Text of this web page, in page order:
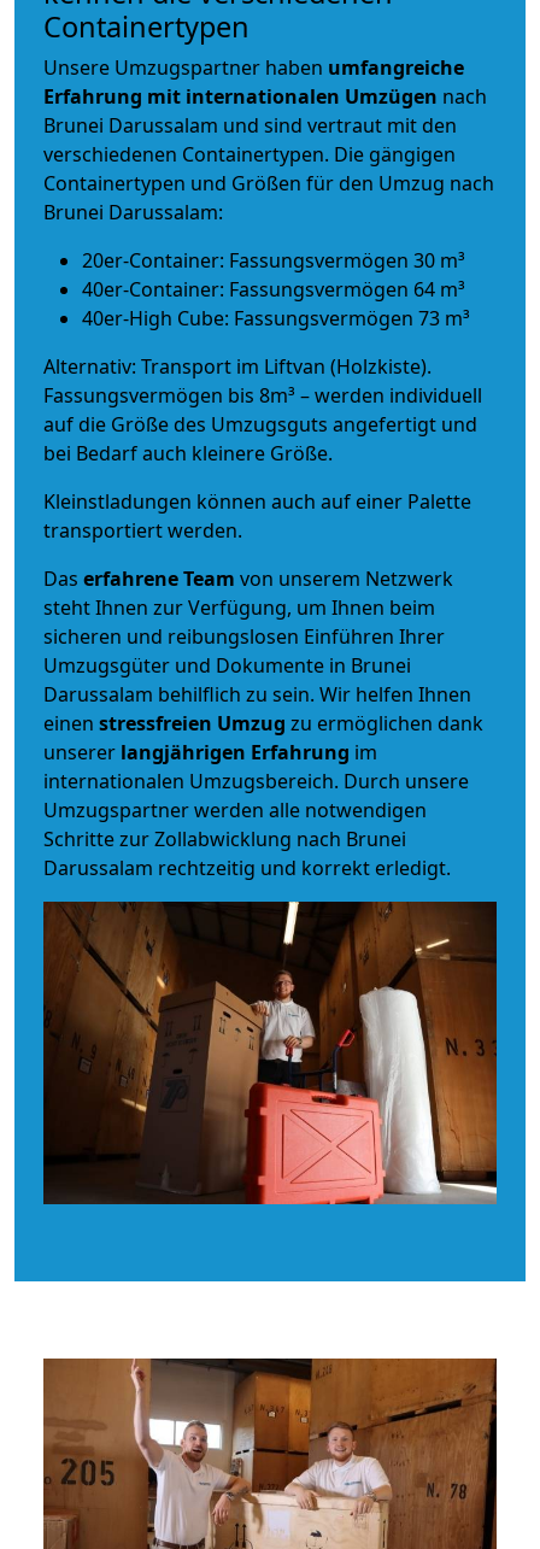
Containertypen
Unsere Umzugspartner haben umfangreiche
Erfahrung mit internationalen Umzügen nach
Brunei Darussalam und sind vertraut mit den
verschiedenen Containertypen. Die gängigen
Containertypen und Größen für den Umzug nach
Brunei Darussalam:
20er-Container: Fassungsvermögen 30 m³
40er-Container: Fassungsvermögen 64 m³
40er-High Cube: Fassungsvermögen 73 m³
Alternativ: Transport im Liftvan (Holzkiste).
Fassungsvermögen bis 8m³ – werden individuell
auf die Größe des Umzugsguts angefertigt und
bei Bedarf auch kleinere Größe.
Kleinstladungen können auch auf einer Palette
transportiert werden.
Das erfahrene Team von unserem Netzwerk
steht Ihnen zur Verfügung, um Ihnen beim
sicheren und reibungslosen Einführen Ihrer
Umzugsgüter und Dokumente in Brunei
Darussalam behilflich zu sein. Wir helfen Ihnen
einen stressfreien Umzug zu ermöglichen dank
unserer langjährigen Erfahrung im
internationalen Umzugsbereich. Durch unsere
Umzugspartner werden alle notwendigen
Schritte zur Zollabwicklung nach Brunei
Darussalam rechtzeitig und korrekt erledigt.